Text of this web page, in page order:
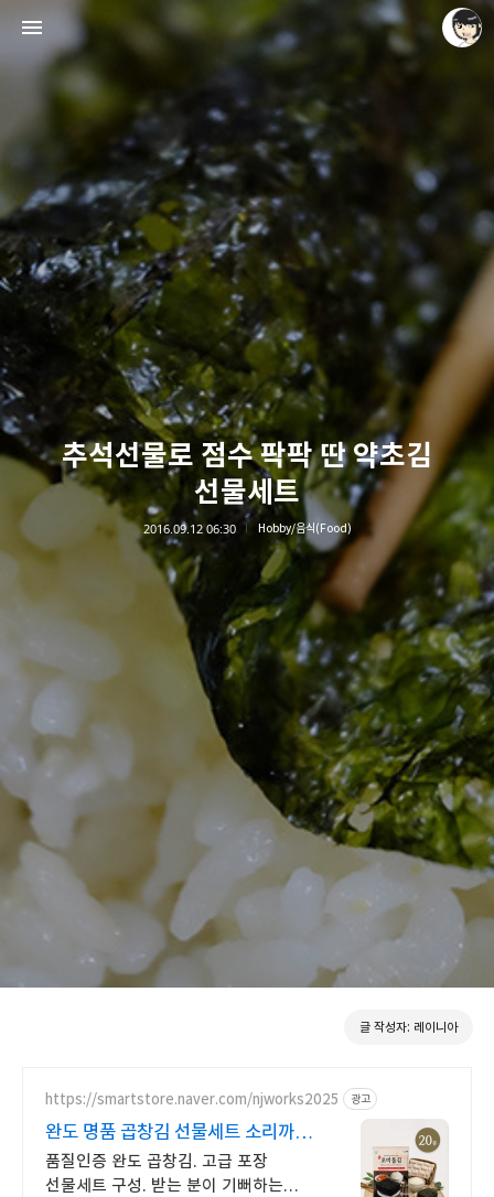
추석선물로 점수 팍팍 딴 약초김
선물세트
2016.09.12 06:30 Hobby/음식(Food)
글 작성자: 레이니아
https://smartstore.naver.com/njworks2025 광고
완도 명품 곱창김 선물세트 소리까지
맛있는 바삭함
품질인증 완도 곱창김. 고급 포장
선물세트 구성. 받는 분이 기뻐하는
레이니아
레이니아